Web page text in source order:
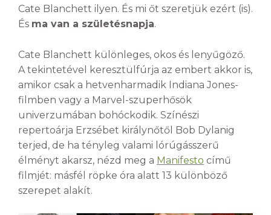
Cate Blanchett ilyen. És mi őt szeretjük ezért (is).
És ma van a születésnapja.
Cate Blanchett különleges, okos és lenyűgöző.
A tekintetével keresztülfúrja az embert akkor is,
amikor csak a hetvenharmadik Indiana Jones-
filmben vagy a Marvel-szuperhősök
univerzumában bohóckodik. Színészi
repertoárja Erzsébet királynőtől Bob Dylanig
terjed, de ha tényleg valami lórúgásszerű
élményt akarsz, nézd meg a Manifesto című
filmjét: másfél röpke óra alatt 13 különböző
szerepet alakít.